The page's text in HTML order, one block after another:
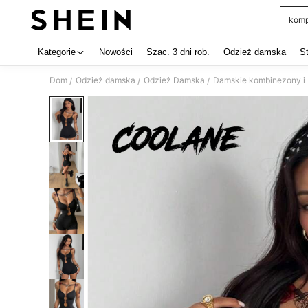
Kategorie Nowości Szac. 3 dni rob. Odzież damska
Dom / Odzież damska / Odzież Damska / Damskie kombinezony i